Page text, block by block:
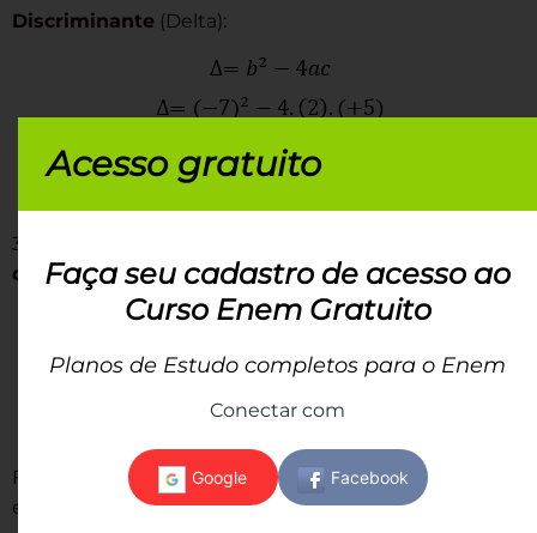
Discriminante (Delta):
3º passo: Substituímos todos os valores na
de Bhaskara:
Fazendo as regras de sinais, extraindo a raiz quadrada
e multiplicando os denominadores temos:
Acesso gratuito
Faça seu cadastro de acesso ao
Curso Enem Gratuito
Planos de Estudo completos para o Enem
Conectar com